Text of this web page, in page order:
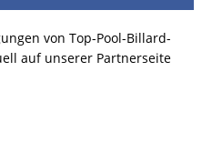
von Top-Pool-Billard-
auf unserer Partnerseite